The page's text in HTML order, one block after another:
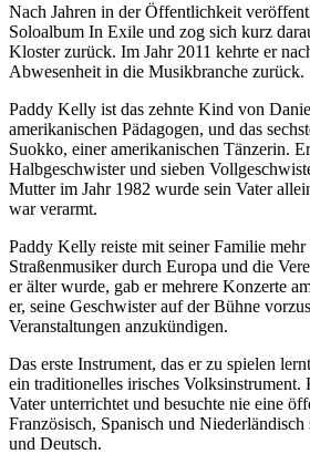
Nach Jahren in der Öffentlichkeit
Soloalbum In Exile und zog sich kurz
Kloster zurück. Im Jahr 2011 kehrte er
Abwesenheit in die Musikbranche zurück.
Paddy Kelly ist das zehnte Kind von
amerikanischen Pädagogen, und das
Suokko, einer amerikanischen Tänzerin.
Halbgeschwister und sieben
Mutter im Jahr 1982 wurde sein Vater
war verarmt.
Paddy Kelly reiste mit seiner Familie
Straßenmusiker durch Europa und die
er älter wurde, gab er mehrere Konzerte
er, seine Geschwister auf der Bühne
Veranstaltungen anzukündigen.
Das erste Instrument, das er zu spielen
ein traditionelles irisches
Vater unterrichtet und besuchte nie eine
Französisch, Spanisch und
und Deutsch.